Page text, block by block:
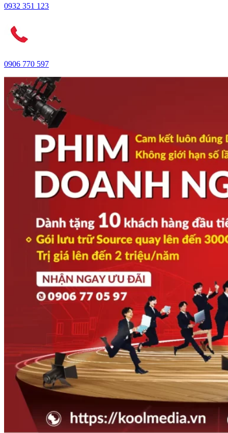
0932 351 123
0906 770 597